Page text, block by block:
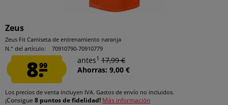
Zeus
Zeus Fit Camiseta de entrenamiento naranja
N.° del artículo:
70910790-70910779
8.99
antes1 17,99 €
Ahorras: 9,00 €
Los precios de venta incluyen IVA. Gastos de envío no incluidos.
¡Consigue 8 puntos de fidelidad! Más información